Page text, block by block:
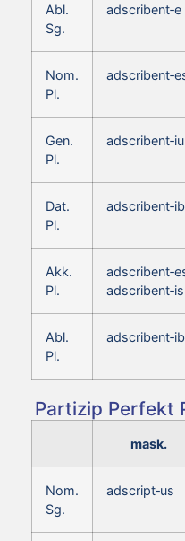
Abl.
Sg.
adscribent‑e
Nom.
Pl.
Gen.
Pl.
Dat.
Pl.
Akk.
Pl.
adscribent‑is
Abl.
Pl.
Partizip Perfekt
mask.
Nom.
Sg.
adscript‑us